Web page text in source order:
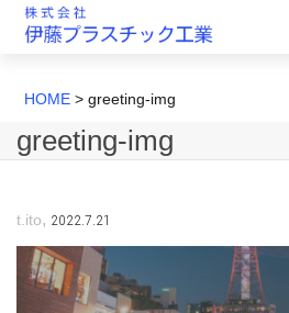
HOME >greeting-img
greeting-img
t.ito, 2022.7.21